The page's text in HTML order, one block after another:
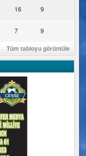
16 9
7 9
Tüm tabloyu görüntüle